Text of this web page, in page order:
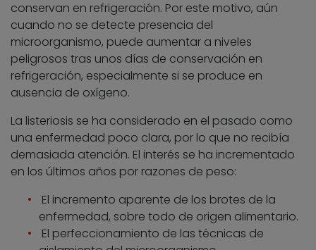
conservan en refrigeración. Por este motivo, aún
cuando no se detecte presencia del
microorganismo, puede aumentar a niveles
peligrosos tras unos días de conservación en
refrigeración, especialmente si se produce en
ausencia de oxígeno.
La listeriosis se ha considerado en el pasado como
una enfermedad poco clara, por lo que no recibía
demasiada atención. El interés se ha incrementado
en los últimos años por razones de peso:
El incremento aparente de los brotes de la
enfermedad, sobre todo de origen alimentario.
El perfeccionamiento de las técnicas de